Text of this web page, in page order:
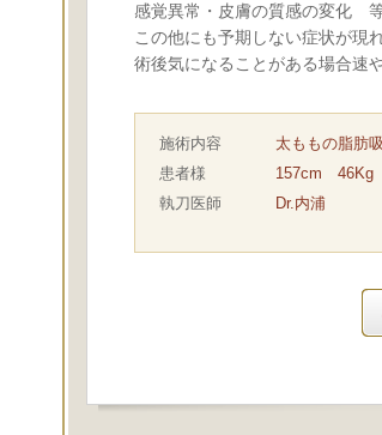
感覚異常・皮膚の質感の変化
この他にも予期しない症状が現
術後気になることがある場合速
施術内容
太ももの脂肪吸
患者様
157cm 46Kg
執刀医師
Dr.内浦